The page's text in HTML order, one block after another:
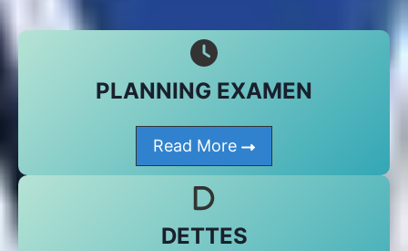
PLANNING EXAMEN
Read More
DETTES